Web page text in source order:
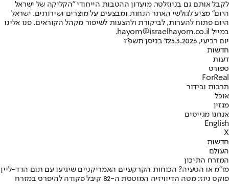
לקבל אותם גם בניוזלטר. מועדון ההטבות הייחודי "הקליקה של ישראל
היום" מציע לגולשי האתר הנחות ומבצעים על מוצרים ושירותים. ישראל
היום פתוח להערות, לביקורת ולהצעות לשיפור מקהל הקוראים. פנו אלינו
במייל hayom@israelhayom.co.il.
יום רביעי, 25.3.2026
ז' בניסן תשפ"ו
חדשות
דעות
ספורט
ForReal
תרבות ובידור
אוכל
מגזין
אנחנו מגייסים
English
X
חדשות
העולם
המזרח התיכון
מו"מ או הטעיה? הכוחות הקרקעיים האמריקניים שיגיעו עם תום הדד-ליין
פוקס ניוז: מטה הדיוויזיה המוטסת ה-82 קיבל פקודה להיפרס במזרח